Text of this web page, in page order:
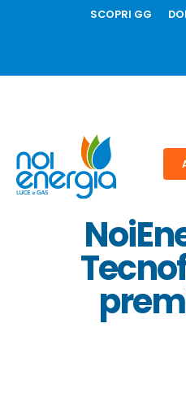
SCOPRI GG